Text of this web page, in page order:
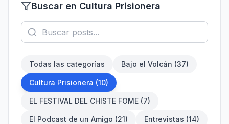
Buscar en Cultura Prisionera
Todas las categorías Bajo el Volcán (37)
Cultura Prisionera (10)
EL FESTIVAL DEL CHISTE FOME (7)
El Podcast de un Amigo (21) Entrevistas (14)